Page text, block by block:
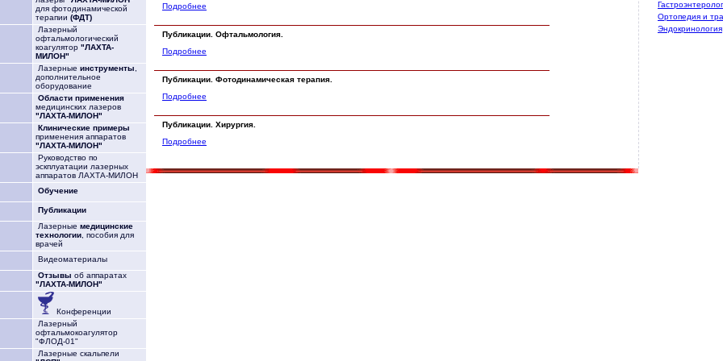
для фотодинамической
терапии (ФДТ)
Лазерный
офтальмологический
коагулятор "ЛАХТА-
МИЛОН"
Лазерные инструменты
дополнительное
оборудование
Области применения
медицинских лазеров
"ЛАХТА-МИЛОН"
Клинические примеры
применения аппаратов
"ЛАХТА-МИЛОН"
Руководство по
эскплуатации лазерных
аппаратов ЛАХТА-МИЛОН
Обучение
Публикации
Лазерные медицинские
технологии , пособия для
врачей
Видеоматериалы
Отзывы об аппаратах
"ЛАХТА-МИЛОН"
Конференции
Лазерный
офтальмокоагулятор
"ФЛОД-01"
Лазерные скальпели
Подробнее
Публикации. Офтальмология.
Подробнее
Публикации. Фотодинамическая терапия.
Подробнее
Публикации. Хирургия.
Подробнее
Ортопедия и
Эндокринология